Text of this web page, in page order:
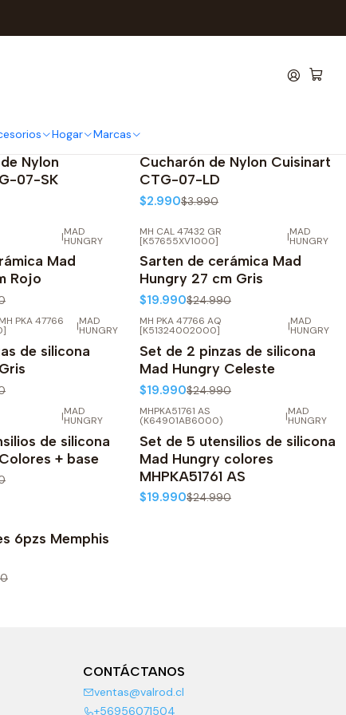
Hogar Marcas
Nylon
07-SK
Cucharón de Nylon Cuisinart
CTG-07-LD
$2.990$3.990
|MAD
HUNGRY
Mad
Rojo
-20%OFF
MH CAL 47432 GR
[K57655XV1000] |MAD
HUNGRY
Sarten de cerámica Mad
Hungry 27 cm Gris
$19.990$24.990
PKA 47766 |MAD
HUNGRY
de silicona
-20%OFF
MH PKA 47766 AQ
[K51324002000] |MAD
HUNGRY
Set de 2 pinzas de silicona
Mad Hungry Celeste
$19.990$24.990
|MAD
HUNGRY
de silicona
+ base
-20%OFF
MHPKA51761 AS
(K64901AB6000) |MAD
HUNGRY
Set de 5 utensilios de silicona
Mad Hungry colores
MHPKA51761 AS
$19.990$24.990
6pzs Memphis
CONTÁCTANOS
ventas@valrod.cl
+56956071504